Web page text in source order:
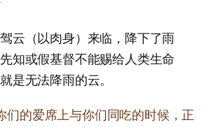
云（以肉身）来临，降下了雨
先知或假基督不能赐给人类生命
是无法降雨的云。
们的爱席上与你们同吃的时候，正